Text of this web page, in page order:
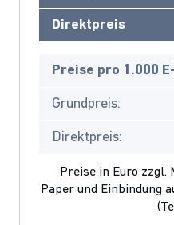
Direktpreis
Preise pro 1.000
Grundpreis:
Direktpreis:
Preise in Euro zzgl.
Paper und Einbindung